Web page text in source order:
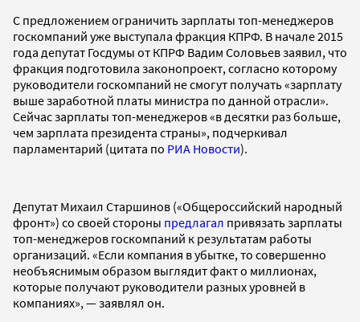
С предложением ограничить зарплаты топ-менеджеров
госкомпаний уже выступала фракция КПРФ. В начале 2015
года депутат Госдумы от КПРФ Вадим Соловьев заявил, что
фракция подготовила законопроект, согласно которому
руководители госкомпаний не смогут получать «зарплату
выше заработной платы министра по данной отрасли».
Сейчас зарплаты топ-менеджеров «в десятки раз больше,
чем зарплата президента страны», подчеркивал
парламентарий (цитата по РИА Новости).
Депутат Михаил Старшинов («Общероссийский народный
фронт») со своей стороны предлагал привязать зарплаты
топ-менеджеров госкомпаний к результатам работы
организаций. «Если компания в убытке, то совершенно
необъяснимым образом выглядит факт о миллионах,
которые получают руководители разных уровней в
компаниях», — заявлял он.